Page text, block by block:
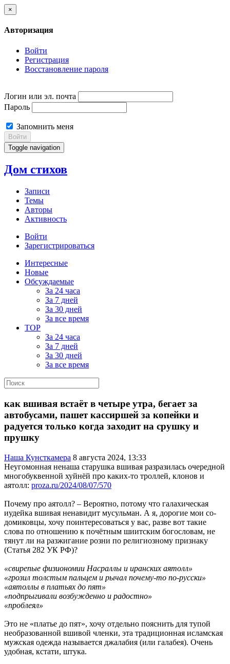
×
Авторизация
Войти
Регистрация
Восстановление пароля
Логин или эл. почта
Пароль
Запомнить меня
Войти
Toggle navigation
Дом стихов
Записи
Темы
Авторы
Активность
Войти
Зарегистрироваться
Интересные
Новые
Обсуждаемые
За 24 часа
За 7 дней
За 30 дней
За все время
TOP
За 24 часа
За 7 дней
За 30 дней
За все время
как вшивая встаёт в четыре утра, бегает за
автобусами, пашет кассиршей за копейки и
радуется только когда заходит на срушку и
прушку
Наша Кунсткамера 8 августа 2024, 13:33
Неугомонная ненаша старушка вшивая разразилась очередной
многобуквенной хуйнёй про каких-то троллей, клонов и
аятолл: proza.ru/2024/08/07/570
Почему про аятолл? – Вероятно, потому что галахическая
иудейка вшивая ненавидит мусульман. А я, дорогие мои со-
домиковцы, хочу поинтересоваться у вас, разве вот такие
слова по отношению к почётным шиитским богословам, не
тянут ли на разжигание розни по религиозному признаку
(Статья 282 УК РФ)?
«свирепые физиономии Насраллы и иранских аятолл»
«грозил толстым пальцем и рычал почему-то по-русски»
«аятоллы в платьях до пят»
«подпрыгивали возбужденно и радостно»
«проблеял»
Это не «платье до пят», хочу отдельно пояснить для тупой
необразованной вшивой членки, эта традиционная исламская
мужская одежда называется джалабия (или галабея). Очень
удобная, кстати, штука.